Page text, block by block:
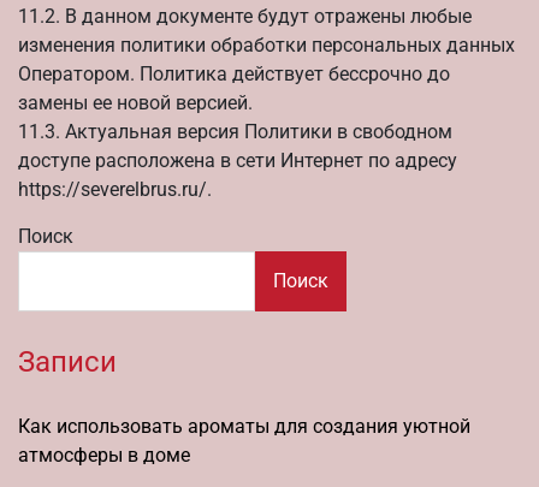
11.2. В данном документе будут отражены любые
изменения политики обработки персональных данных
Оператором. Политика действует бессрочно до
замены ее новой версией.
11.3. Актуальная версия Политики в свободном
доступе расположена в сети Интернет по адресу
https://severelbrus.ru/.
Поиск
Поиск
Записи
Как использовать ароматы для создания уютной
атмосферы в доме